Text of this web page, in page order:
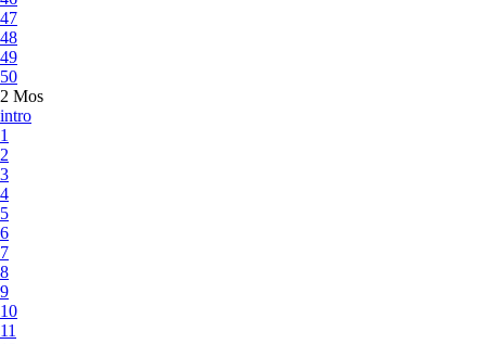
47
48
49
50
2 Mos
intro
1
2
3
4
5
6
7
8
9
10
11